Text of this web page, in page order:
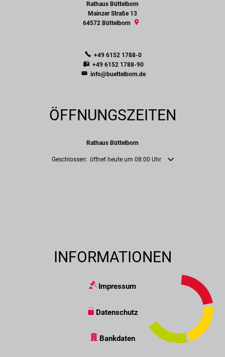
Rathaus Büttelborn
Mainzer Straße 13
64572 Büttelborn
+49 6152 1788-0
+49 6152 1788-90
info@buettelborn.de
ÖFFNUNGSZEITEN
Rathaus Büttelborn
Klicken, um weitere Öffnungs- oder Schließzeiten auszublenden
Geschlossen: öffnet heute um 08:00 Uhr
INFORMATIONEN
Impressum
Datenschutz
Bankdaten